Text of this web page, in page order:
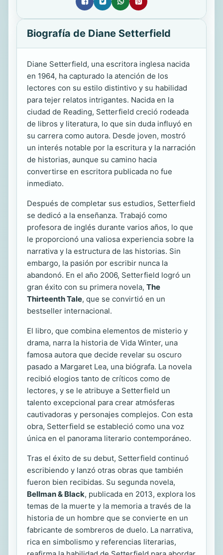
Biografía de Diane Setterfield
Diane Setterfield, una escritora inglesa nacida
en 1964, ha capturado la atención de los
lectores con su estilo distintivo y su habilidad
para tejer relatos intrigantes. Nacida en la
ciudad de Reading, Setterfield creció rodeada
de libros y literatura, lo que sin duda influyó en
su carrera como autora. Desde joven, mostró
un interés notable por la escritura y la narración
de historias, aunque su camino hacia
convertirse en escritora publicada no fue
inmediato.
Después de completar sus estudios, Setterfield
se dedicó a la enseñanza. Trabajó como
profesora de inglés durante varios años, lo que
le proporcionó una valiosa experiencia sobre la
narrativa y la estructura de las historias. Sin
embargo, la pasión por escribir nunca la
abandonó. En el año 2006, Setterfield logró un
gran éxito con su primera novela, The
Thirteenth Tale, que se convirtió en un
bestseller internacional.
El libro, que combina elementos de misterio y
drama, narra la historia de Vida Winter, una
famosa autora que decide revelar su oscuro
pasado a Margaret Lea, una biógrafa. La novela
recibió elogios tanto de críticos como de
lectores, y se le atribuye a Setterfield un
talento excepcional para crear atmósferas
cautivadoras y personajes complejos. Con esta
obra, Setterfield se estableció como una voz
única en el panorama literario contemporáneo.
Tras el éxito de su debut, Setterfield continuó
escribiendo y lanzó otras obras que también
fueron bien recibidas. Su segunda novela,
Bellman & Black, publicada en 2013, explora los
temas de la muerte y la memoria a través de la
historia de un hombre que se convierte en un
fabricante de sombreros de duelo. La narrativa,
rica en simbolismo y referencias literarias,